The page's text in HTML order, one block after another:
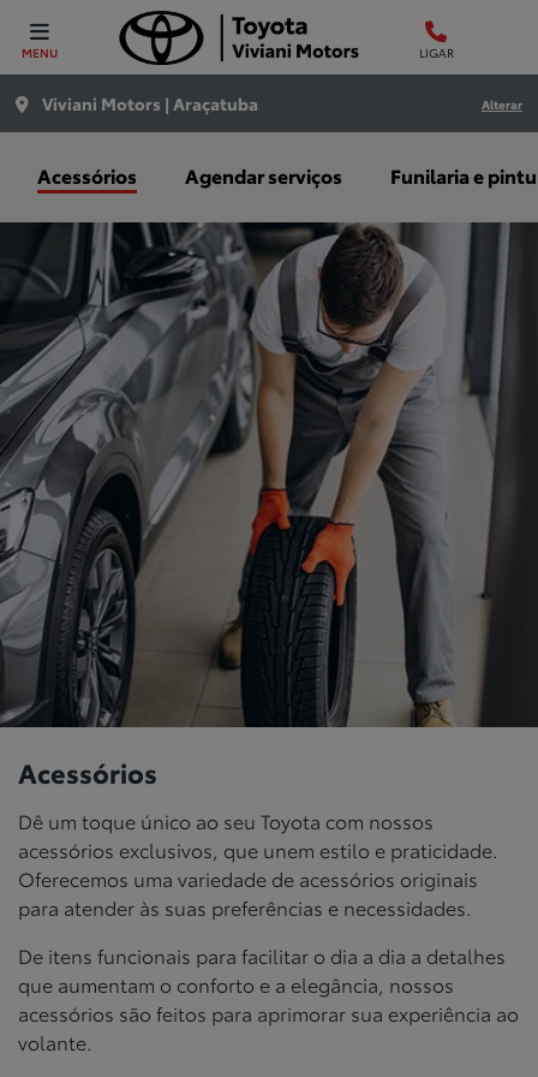
MENU LIGAR
Viviani Motors | Araçatuba Alterar
Agendar serviços Funilaria e
Acessórios
Acessórios
Dê um toque único ao seu Toyota com nossos
acessórios exclusivos, que unem estilo e praticidade.
Oferecemos uma variedade de acessórios originais
para atender às suas preferências e necessidades.
De itens funcionais para facilitar o dia a dia a detalhes
que aumentam o conforto e a elegância, nossos
acessórios são feitos para aprimorar sua experiência ao
volante.